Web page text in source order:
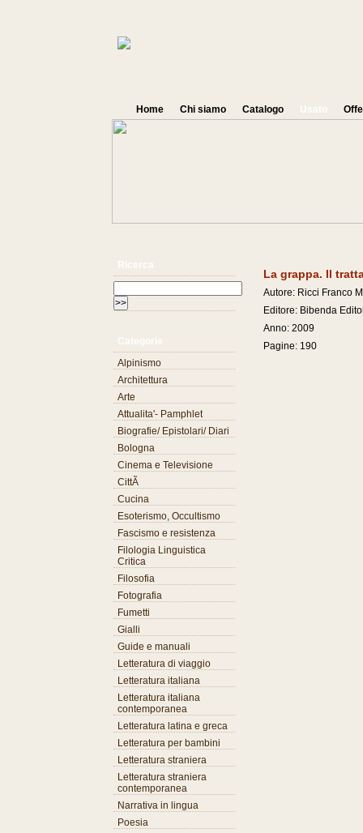
Home Chi siamo Catalogo Usato
Ricerca
Categorie
Alpinismo
Architettura
Arte
Attualita'- Pamphlet
Biografie/ Epistolari/ Diari
Bologna
Cinema e Televisione
CittÃ
Cucina
Esoterismo, Occultismo
Fascismo e resistenza
Filologia Linguistica
Critica
Filosofia
Fotografia
Fumetti
Gialli
Guide e manuali
Letteratura di viaggio
Letteratura italiana
Letteratura italiana
contemporanea
Letteratura latina e greca
Letteratura per bambini
Letteratura straniera
Letteratura straniera
contemporanea
Narrativa in lingua
Poesia
La grappa. Il
Autore: Ricci Franco
Editore: Bibenda
Anno: 2009
Pagine: 190